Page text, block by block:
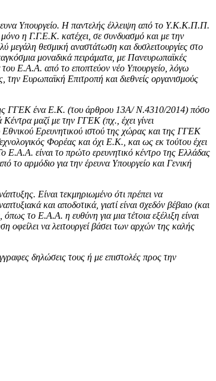
Υπουργείο. Η παντελής έλλειψη από το Υ.Κ.Κ.Π.Π.
μόνο η Γ.Γ.Ε.Κ. κατέχει, σε συνδυασμό και με την
μεγάλη θεσμική αναστάτωση και δυσλειτουργίες στο
μοναδικά πειράματα, με Πανευρωπαϊκές
του Ε.Α.Α. από το εποπτεύον νέο Υπουργείο, λόγω
την Ευρωπαϊκή Επιτροπή και διεθνείς οργανισμούς
της ΓΓΕΚ ένα Ε.Κ. (του άρθρου 13Α/ Ν.4310/2014) πόσο
μαζί με την ΓΓΕΚ (πχ., έχει γίνει
Ερευνητικού ιστού της χώρας και της ΓΓΕΚ
Φορέας και όχι Ε.Κ., και ως εκ τούτου έχει
Ε.Α.Α. είναι το πρώτο ερευνητικό κέντρο της Ελλάδας
το αρμόδιο για την έρευνα Υπουργείο και Γενική
Είναι τεκμηριωμένο ότι πρέπει να
και αποδοτικά, γιατί είναι σχεδόν βέβαιο (και
το Ε.Α.Α. η ευθύνη για μια τέτοια εξέλιξη είναι
οφείλει να λειτουργεί βάσει των αρχών της καλής
δηλώσεις τους ή με επιστολές προς την